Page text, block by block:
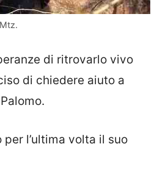
di ritrovarlo vivo
di chiedere aiuto a
l’ultima volta il suo